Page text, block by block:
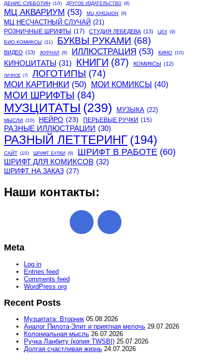
ДЕНИС СУББОТИН (10) ДРУГОЕ ИЗДАТЕЛЬСТВО (8)
МЦ АКВАРИУМ (53) МЦ АУКЦЫОН (9)
МЦ НЕСЧАСТНЫЙ СЛУЧАЙ (21)
РОЗНИЧНЫЕ ШРИФТЫ (17) СТУДИЯ ЛЕБЕДЕВА (13) ЦЕХ (9)
БИО.КОМИКСЫ (11) БУКВЫ РУКАМИ (68)
ВИДЕО (13) ЖУРНАЛ (8) ИЛЛЮСТРАЦИЯ (53) КИНО (10)
КИНОЦИТАТЫ (31) КНИГИ (87) КОМИКСЫ (12)
ЛИЧНОЕ (7) ЛОГОТИПЫ (74)
МОИ КАРТИНКИ (50) МОИ КОМИКСЫ (40)
МОИ ШРИФТЫ (84)
МУЗЦИТАТЫ (239) МУЗЫКА (22)
МЫСЛИ (10) НЕЙРО (23) ПЕРЬЕВЫЕ РУЧКИ (15)
РАЗНЫЕ ИЛЛЮСТРАЦИИ (30)
РАЗНЫЙ ЛЕТТЕРИНГ (194)
САЙТ (10) ШРИФТ БУЛКИ (9) ШРИФТ В РАБОТЕ (60)
ШРИФТ ДЛЯ КОМИКСОВ (32)
ШРИФТ НА ЗАКАЗ (27)
Наши контакты:
Meta
Log in
Entries feed
Comments feed
WordPress.org
Recent Posts
Музцитата: Вторник 05.08.2026
Аналог Пилота-Элит и приятная мелочь 29.07.2026
Колониальная мысль 26.07.2026
Ручка Ланбиту (копия TWSBI) 25.07.2026
Долгая счастливая жизнь 24.07.2026